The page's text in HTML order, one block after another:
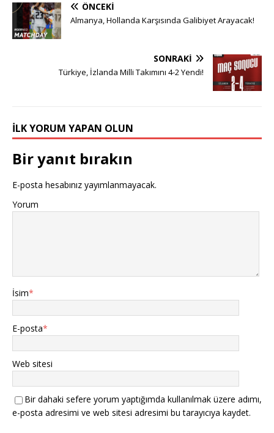
ÖNCEKI
Almanya, Hollanda Karşısında Galibiyet Arayacak!
SONRAKI
Türkiye, İzlanda Milli Takımını 4-2 Yendi!
İLK YORUM YAPAN OLUN
Bir yanıt bırakın
E-posta hesabınız yayımlanmayacak.
Yorum
İsim*
E-posta*
Web sitesi
Bir dahaki sefere yorum yaptığımda kullanılmak üzere adımı,
e-posta adresimi ve web sitesi adresimi bu tarayıcıya kaydet.